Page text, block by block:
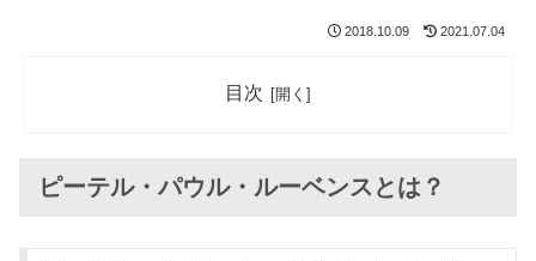
2018.10.09 2021.07.04
目次
ピーテル・パウル・ルーベンスとは？